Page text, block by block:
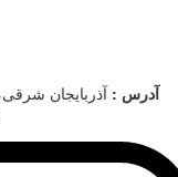
آدرس :